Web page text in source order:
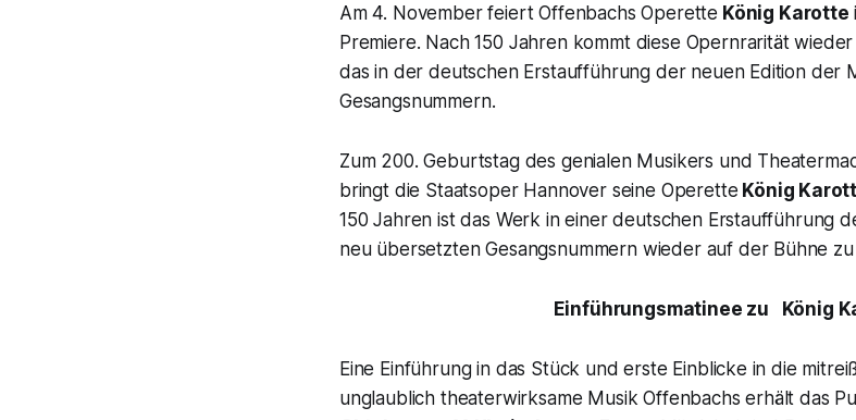
Am 4. November feiert Offenbachs Operette König Karotte
Premiere. Nach 150 Jahren kommt diese Opernrarität
das in der deutschen Erstaufführung der neuen Edition der
Gesangsnummern.
Zum 200. Geburtstag des genialen Musikers und
bringt die Staatsoper Hannover seine Operette König
150 Jahren ist das Werk in einer deutschen Erstaufführung
neu übersetzten Gesangsnummern wieder auf der Bühne
Einführungsmatinee zu König
Eine Einführung in das Stück und erste Einblicke in die
unglaublich theaterwirksame Musik Offenbachs erhält das